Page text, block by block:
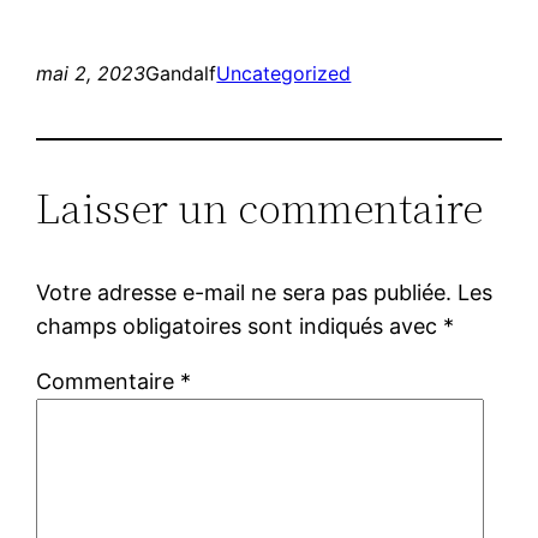
mai 2, 2023GandalfUncategorized
Laisser un commentaire
Votre adresse e-mail ne sera pas publiée. Les
champs obligatoires sont indiqués avec *
Commentaire *